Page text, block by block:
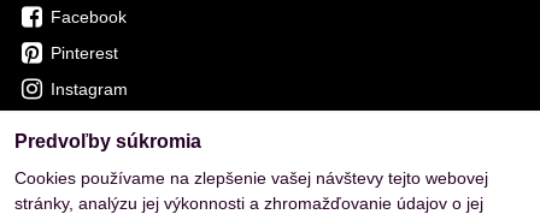
Facebook
Pinterest
Instagram
Predvoľby súkromia
Cookies používame na zlepšenie vašej návštevy tejto webovej
stránky, analýzu jej výkonnosti a zhromažďovanie údajov o jej